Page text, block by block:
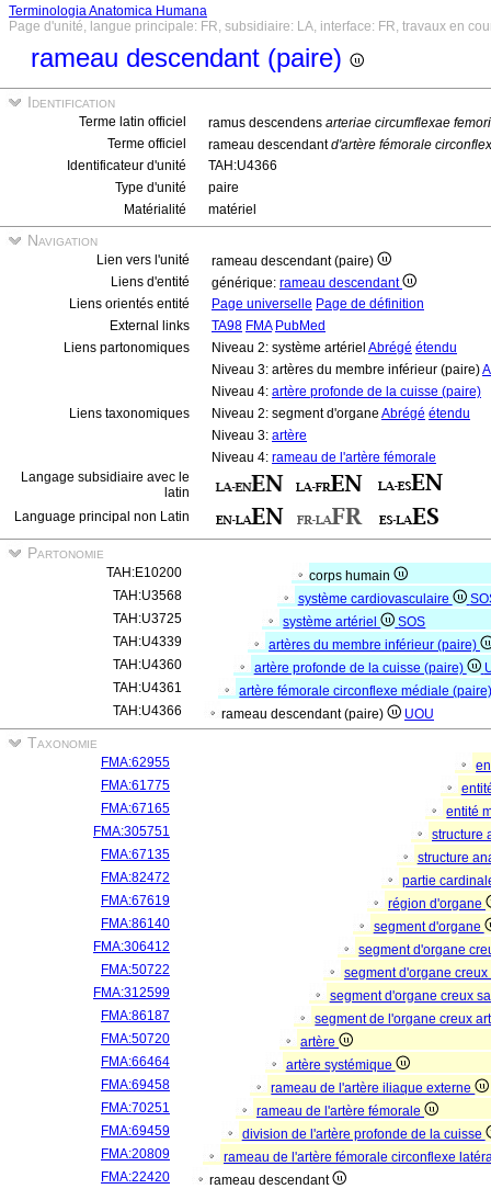
Terminologia Anatomica Humana
Page d'unité, langue principale: FR, subsidiaire: LA, interface: FR, travaux en
rameau descendant (paire)
Identification
Terme latin officiel ramus descendens arteriae circumflexae
Terme officiel
rameau descendantd'artère fémorale
Identificateur d'unité
TAH:U4366
Type d'unité
paire
Matérialité
matériel
Navigation
Lien vers l'unité
rameau descendant (paire)
Liens d'entité
générique: rameau descendant
Liens orientés entité
Page universelle Page de définition
External links
TA98 FMA PubMed
Liens partonomiques
Niveau 2: système artériel Abrégé étendu
Niveau 3: artères du membre inférieur (paire)
Niveau 4: artère profonde de la cuisse (paire)
Liens taxonomiques
Niveau 2: segment d'organe Abrégé étendu
Niveau 3: artère
Niveau 4: rameau de l'artère fémorale
Langage subsidiaire avec le
latin
Language principal non Latin
Partonomie
TAH:E10200
corps humain
TAH:U3568
système cardiovasculaire
TAH:U3725
système artériel
SOS
TAH:U4339
artères du membre inférieur (paire)
TAH:U4360
artère profonde de la cuisse (paire)
TAH:U4361
artère fémorale circonflexe médiale
TAH:U4366
rameau descendant (paire) UOU
Taxonomie
FMA:62955
FMA:61775
FMA:67165
entité
FMA:305751
structure
FMA:67135
structure
FMA:82472
partie
FMA:67619
région d'organe
FMA:86140
segment d'organe
FMA:306412
segment d'organe
FMA:50722
segment d'organe
FMA:312599
segment d'organe creux
FMA:86187
segment de l'organe creux
FMA:50720
artère
FMA:66464
artère systémique
FMA:69458
rameau de l'artère iliaque externe
FMA:70251
rameau de l'artère fémorale
FMA:69459
division de l'artère profonde de la cuisse
FMA:20809
rameau de l'artère fémorale circonflexe
FMA:22420
rameau descendant